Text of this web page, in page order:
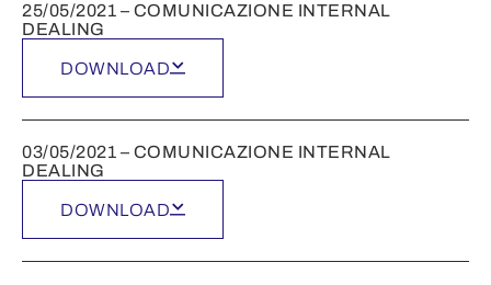
25/05/2021 – COMUNICAZIONE INTERNAL
DEALING
DOWNLOAD
03/05/2021 – COMUNICAZIONE INTERNAL
DEALING
DOWNLOAD